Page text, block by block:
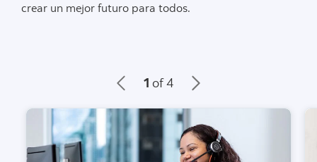
crear un mejor futuro para todos.
1 of 4